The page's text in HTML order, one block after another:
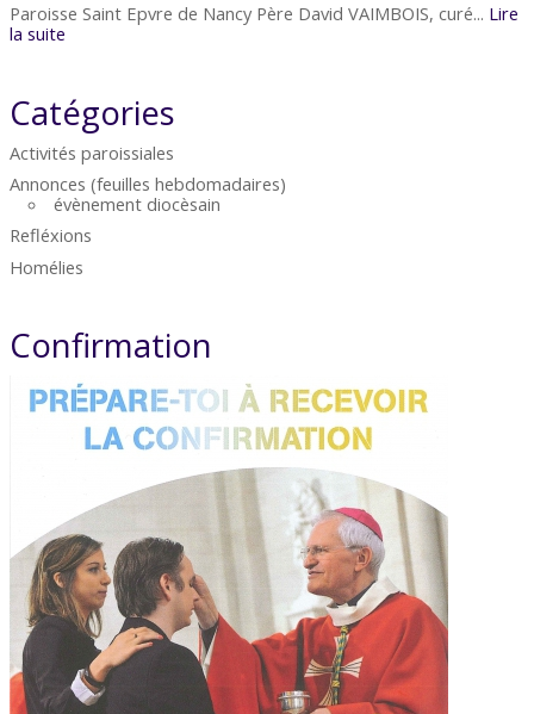
Paroisse Saint Epvre de Nancy Père David VAIMBOIS, curé... Lire
la suite
Catégories
Activités paroissiales
Annonces (feuilles hebdomadaires)
évènement diocèsain
Refléxions
Homélies
Confirmation